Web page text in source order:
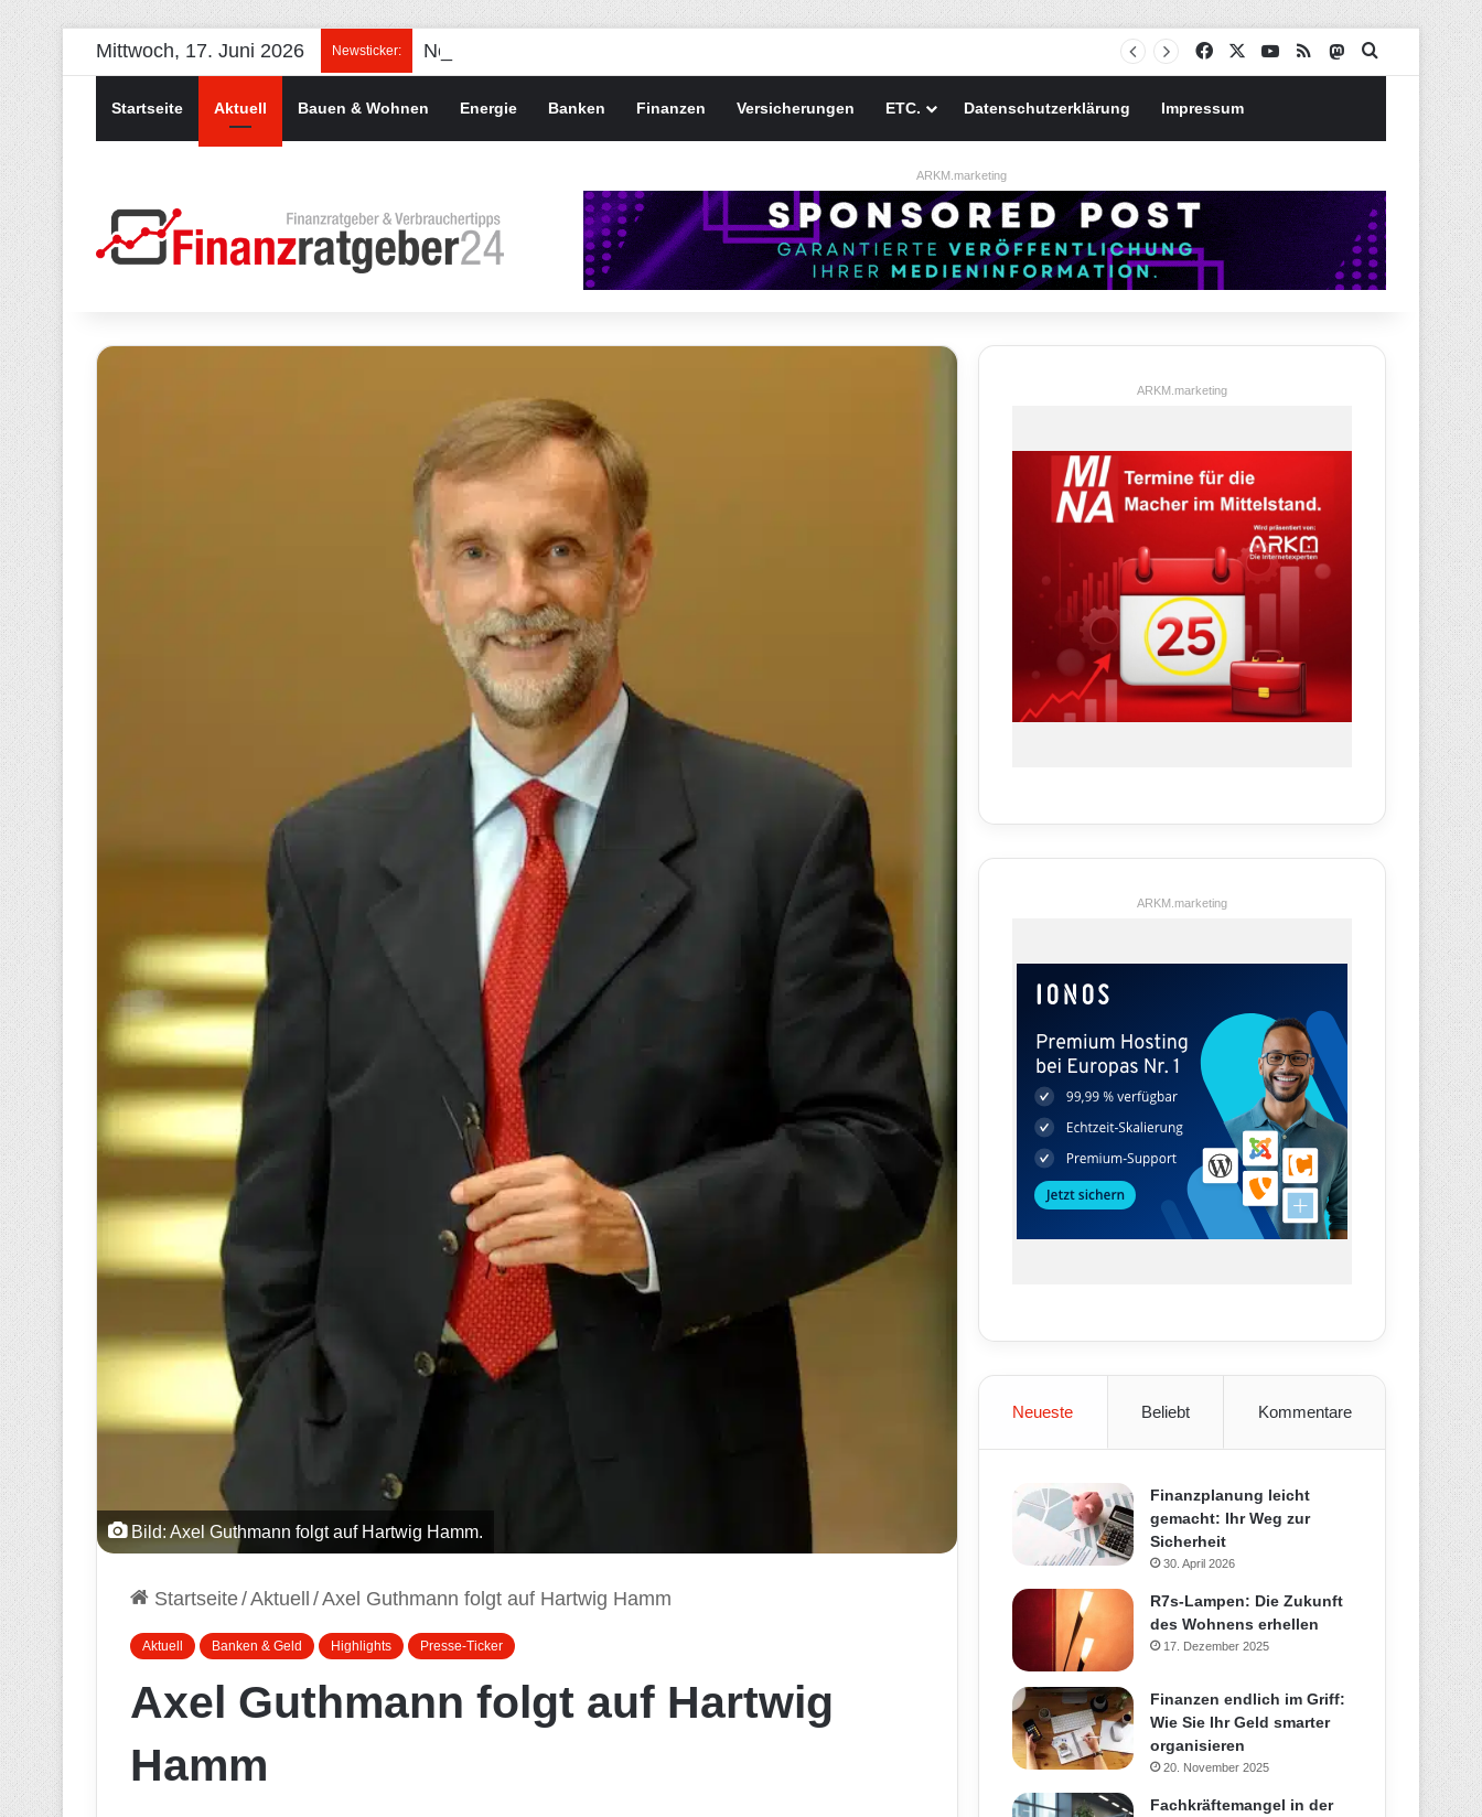
Mittwoch, 17. Juni 2026 Newsticker: Facebook YouTube
RSS MastodonSuchen nach
Startseite Aktuell Bauen & Wohnen Energie Banken Finanzen Versicherungen ETC. Datenschutzerklärung Impressum
ARKM.marketing
Bild: Axel Guthmann folgt auf Hartwig Hamm.
Startseite/Aktuell /Axel Guthmann folgt auf Hartwig Hamm
Aktuell Banken & Geld Highlights Presse-Ticker
Axel Guthmann folgt auf Hartwig
Hamm
ARKM.marketing
ARKM.marketing
Neueste Beliebt Kommentare
Finanzplanung leicht
gemacht: Ihr Weg zur
Sicherheit
30. April 2026
R7s-Lampen: Die Zukunft
des Wohnens erhellen
17. Dezember 2025
Finanzen endlich im Griff:
Wie Sie Ihr Geld smarter
organisieren
20. November 2025
Fachkräftemangel in der